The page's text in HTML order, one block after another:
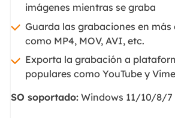
imágenes mientras se graba
Guarda las grabaciones en más
como MP4, MOV, AVI, etc.
Exporta la grabación a
populares como YouTube y
SO soportado:Windows 11/10/8/7